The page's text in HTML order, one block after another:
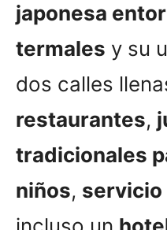
japonesa
termales y su
dos calles
restaurantes,
tradicionales
niños, servicio